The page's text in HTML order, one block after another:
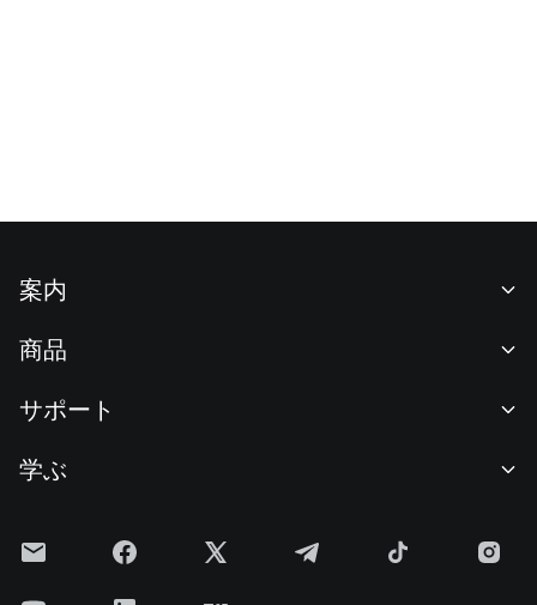
案内
ニュースルーム
F1 Oracle Red Bull Racing 公式スポンサー
商品
現物取引
投資センター
サポート
学ぶ
Gateニュース